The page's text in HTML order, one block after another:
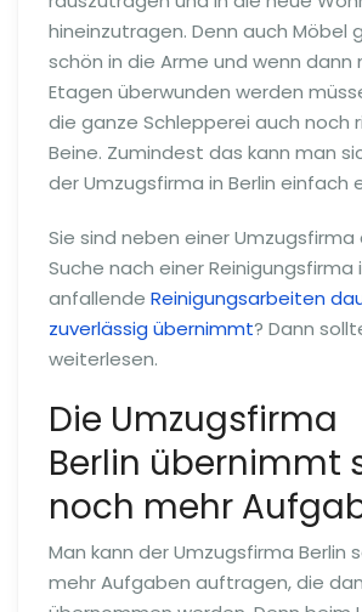
hineinzutragen. Denn auch Möbel
schön in die Arme und wenn dann
Etagen überwunden werden
die ganze Schlepperei auch noch
Beine. Zumindest das kann man
der Umzugsfirma in Berlin einfach
Sie sind neben einer
Suche nach einer Reinigungsfirma
anfallende Reinigungsarbeiten
zuverlässig übernimmt? Dann
weiterlesen.
Die Umzugsfirma
Berlin übernimmt
noch mehr
Man kann der Umzugsfirma Berlin
mehr Aufgaben auftragen, die